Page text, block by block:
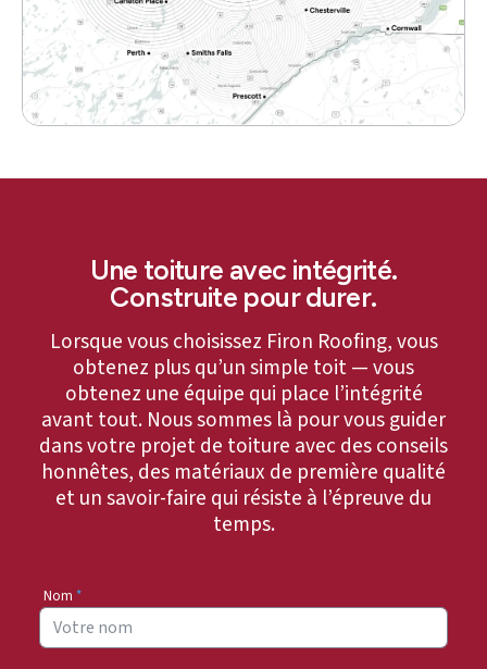
Une toiture avec intégrité.
Construite pour durer.
Lorsque vous choisissez Firon Roofing, vous
obtenez plus qu’un simple toit — vous
obtenez une équipe qui place l’intégrité
avant tout. Nous sommes là pour vous guider
dans votre projet de toiture avec des conseils
honnêtes, des matériaux de première qualité
et un savoir-faire qui résiste à l’épreuve du
temps.
Nom *